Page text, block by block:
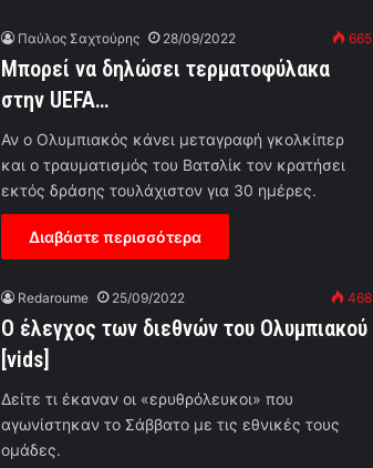
Παύλος Σαχτούρης 28/09/2022 665
Μπορεί να δηλώσει τερματοφύλακα
στην UEFA…
Αν ο Ολυμπιακός κάνει μεταγραφή γκολκίπερ
και ο τραυματισμός του Βατσλίκ τον κρατήσει
εκτός δράσης τουλάχιστον για 30 ημέρες.
Διαβάστε περισσότερα
Redaroume 25/09/2022 468
Ο έλεγχος των διεθνών του Ολυμπιακού
[vids]
Δείτε τι έκαναν οι «ερυθρόλευκοι» που
αγωνίστηκαν το Σάββατο με τις εθνικές τους
ομάδες.